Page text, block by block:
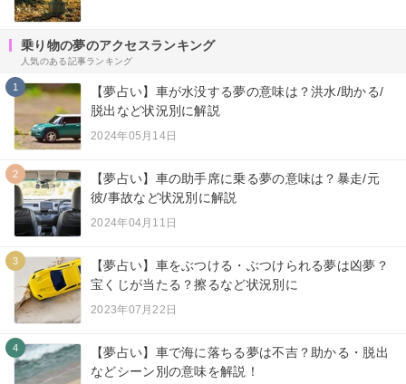
乗り物の夢のアクセスランキング
人気のある記事ランキング
1
【夢占い】車が水没する夢の意味は？洪水/助かる/
脱出など状況別に解説
2024年05月14日
2
【夢占い】車の助手席に乗る夢の意味は？暴走/元
彼/事故など状況別に解説
2024年04月11日
3
【夢占い】車をぶつける・ぶつけられる夢は凶夢？
宝くじが当たる？擦るなど状況別に
2023年07月22日
4
【夢占い】車で海に落ちる夢は不吉？助かる・脱出
などシーン別の意味を解説！